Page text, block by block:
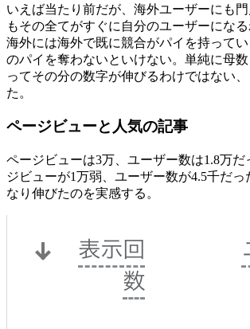
いえば当たり前だが、海外ユーザーにも
もその全てがすぐに自分のユーザーになる
海外には海外で既に競合がパイを持って
のパイを奪わないといけない。単純に母
ってその分の数字が伸びるわけではない
た。
ページビューと人気の記事
ページビューは3万、ユーザー数は1.8万だ
ジビューが1万弱、ユーザー数が4.5千だ
なり伸びたのを実感する。